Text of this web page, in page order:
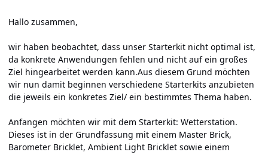
Hallo zusammen,
wir haben beobachtet, dass unser Starterkit nicht optimal ist,
da konkrete Anwendungen fehlen und nicht auf ein großes
Ziel hingearbeitet werden kann.Aus diesem Grund möchten
wir nun damit beginnen verschiedene Starterkits anzubieten
die jeweils ein konkretes Ziel/ ein bestimmtes Thema haben.
Anfangen möchten wir mit dem Starterkit: Wetterstation.
Dieses ist in der Grundfassung mit einem Master Brick,
Barometer Bricklet, Ambient Light Bricklet sowie einem